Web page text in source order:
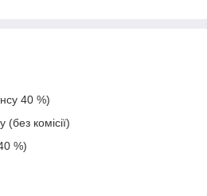
40 %)
комісії)
%)